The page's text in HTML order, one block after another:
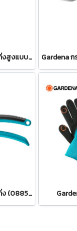
Gardena กรรไกรตัดกิ่งสูงแบบดึง ปรับความยาวได้ 400 ซม. (12081-20)
Gardena กรรไกรตัดกิ่ง (08853-34)